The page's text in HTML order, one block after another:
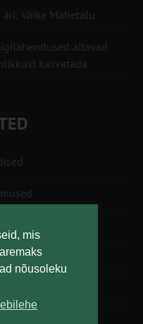
mis
nõusoleku
Väike Mahetalu
aitavad
kasvatada